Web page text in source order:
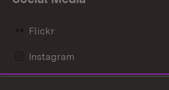
Flickr
Instagram